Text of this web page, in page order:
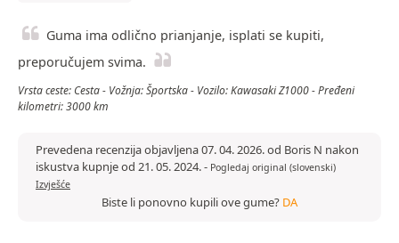
Guma ima odlično prianjanje, isplati se kupiti,
preporučujem svima.
Vrsta ceste: Cesta - Vožnja: Športska - Vozilo: Kawasaki Z1000 - Pređeni
kilometri: 3000 km
Prevedena recenzija objavljena 07. 04. 2026. od Boris N nakon
iskustva kupnje od 21. 05. 2024.- Pogledaj original (slovenski)
Izvješće
Biste li ponovno kupili ove gume? DA